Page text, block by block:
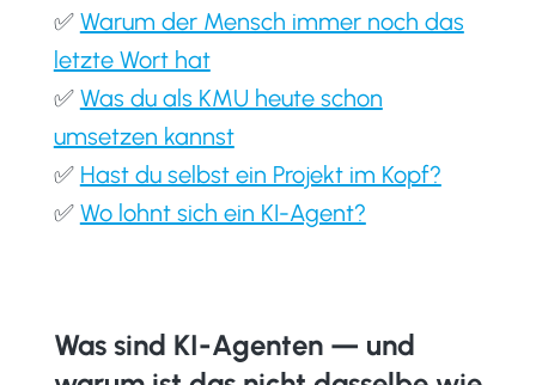
✅ Warum der Mensch immer noch das
letzte Wort hat
✅ Was du als KMU heute schon
umsetzen kannst
✅ Hast du selbst ein Projekt im Kopf?
✅ Wo lohnt sich ein KI-Agent?
Was sind KI-Agenten — und